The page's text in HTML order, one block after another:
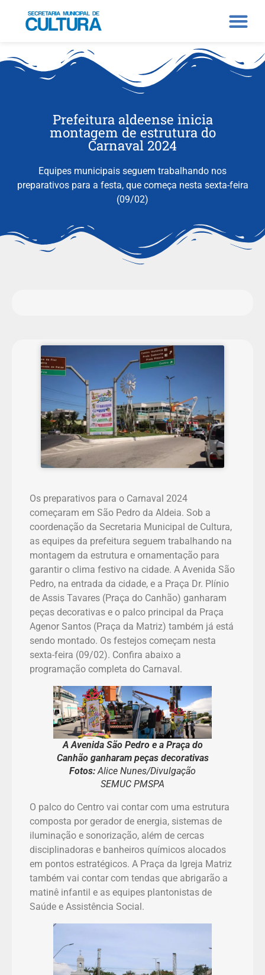
Prefeitura aldeense inicia
montagem de estrutura do
Carnaval 2024
Equipes municipais seguem trabalhando nos
preparativos para a festa, que começa nesta sexta-feira
(09/02)
Os preparativos para o Carnaval 2024
começaram em São Pedro da Aldeia. Sob a
coordenação da Secretaria Municipal de Cultura,
as equipes da prefeitura seguem trabalhando na
montagem da estrutura e ornamentação para
garantir o clima festivo na cidade. A Avenida São
Pedro, na entrada da cidade, e a Praça Dr. Plínio
de Assis Tavares (Praça do Canhão) ganharam
peças decorativas e o palco principal da Praça
Agenor Santos (Praça da Matriz) também já está
sendo montado. Os festejos começam nesta
sexta-feira (09/02). Confira abaixo a
programação completa do Carnaval.
A Avenida São Pedro e a Praça do
Canhão ganharam peças decorativas
Fotos:Alice Nunes/Divulgação
SEMUC PMSPA
O palco do Centro vai contar com uma estrutura
composta por gerador de energia, sistemas de
iluminação e sonorização, além de cercas
disciplinadoras e banheiros químicos alocados
em pontos estratégicos. A Praça da Igreja Matriz
também vai contar com tendas que abrigarão a
matinê infantil e as equipes plantonistas de
Saúde e Assistência Social.